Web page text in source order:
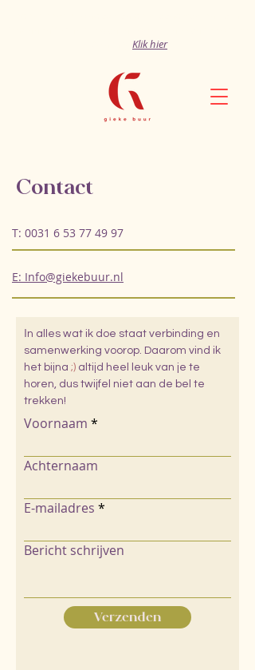
Klik hier
Contact
T: 0031 6 53 77 49 97
E: Info@giekebuur.nl
In alles wat ik doe staat verbinding en
samenwerking voorop. Daarom vind ik
het bijna ;) altijd heel leuk van je te
horen, dus twijfel niet aan de bel te
trekken!
Voornaam
Achternaam
E-mailadres
Bericht schrijven
Verzenden